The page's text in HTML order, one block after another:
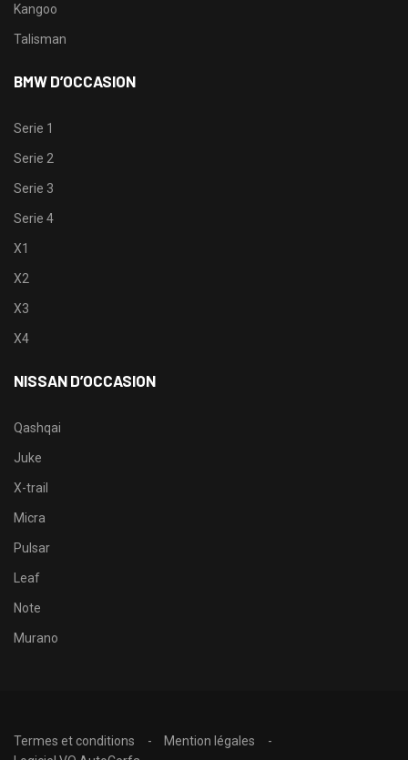
Kangoo
Talisman
BMW D’OCCASION
Serie 1
Serie 2
Serie 3
Serie 4
X1
X2
X3
X4
NISSAN D’OCCASION
Qashqai
Juke
X-trail
Micra
Pulsar
Leaf
Note
Murano
Termes et conditions
Mention légales